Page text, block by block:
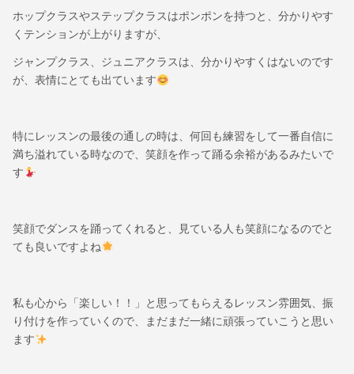
ホップクラスやステップクラスはポンポンを持つと、分かりやす
くテンションが上がりますが、
ジャンプクラス、ジュニアクラスは、分かりやすくはないのです
が、表情にとても出ています
特にレッスンの最後の通しの時は、何回も練習をして一番自信に
満ち溢れている時なので、笑顔を作って踊る余裕があるみたいで
す
笑顔でダンスを踊ってくれると、見ている人も笑顔になるのでと
ても良いですよね
私も心から「楽しい！！」と思ってもらえるレッスン雰囲気、振
り付けを作っていくので、まだまだ一緒に頑張っていこうと思い
ます